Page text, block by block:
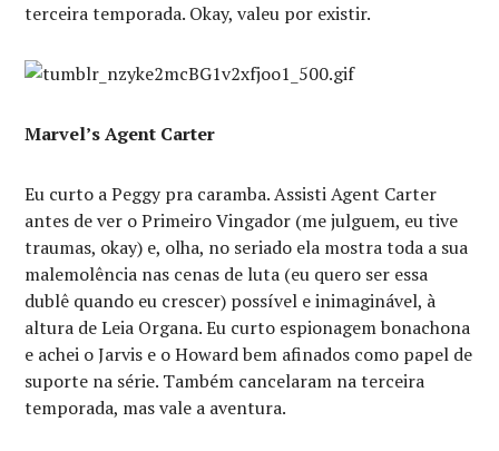
terceira temporada. Okay, valeu por existir.
Marvel’s Agent Carter
Eu curto a Peggy pra caramba. Assisti Agent Carter
antes de ver o Primeiro Vingador (me julguem, eu tive
traumas, okay) e, olha, no seriado ela mostra toda a sua
malemolência nas cenas de luta (eu quero ser essa
dublê quando eu crescer) possível e inimaginável, à
altura de Leia Organa. Eu curto espionagem bonachona
e achei o Jarvis e o Howard bem afinados como papel de
suporte na série. Também cancelaram na terceira
temporada, mas vale a aventura.